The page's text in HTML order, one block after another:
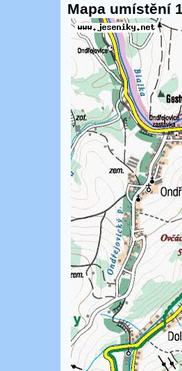
Mapa umístění